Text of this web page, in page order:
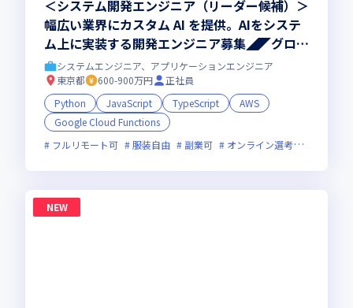
＜システム開発エンジニア（リーダー候補）＞
幅広い業界にカスタム AI を提供。AIをシステ
ム上に実装する開発エンジニア募集◢◤グロー
ス上場◢◤フルリモートOK◢◤
システムエンジニア、アプリケーションエンジニア
東京都
600-900万円
正社員
Python
JavaScript TypeScript
AWS
Google Cloud Functions
フルリモート可
服装自由 副業可 オンライン選考可
NEW